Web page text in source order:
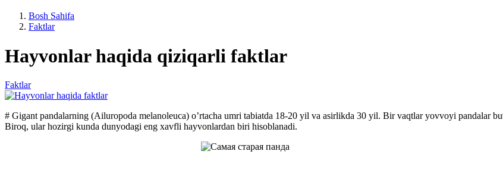
Bosh Sahifa
Faktlar
Hayvonlar haqida qiziqarli faktlar
Faktlar
# Gigant pandalarning (Ailuropoda melanoleuca) o’rtacha umri tabiatda 18-20 yil va asirlikda 30 yil. Bir vaqtlar yovvoyi pandalar
Biroq, ular hozirgi kunda dunyodagi eng xavfli hayvonlardan biri hisoblanadi.